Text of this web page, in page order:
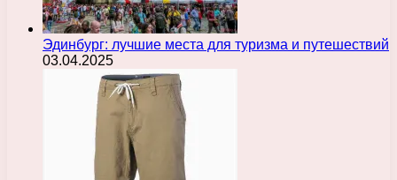
Эдинбург: лучшие места для туризма и путешествий
03.04.2025